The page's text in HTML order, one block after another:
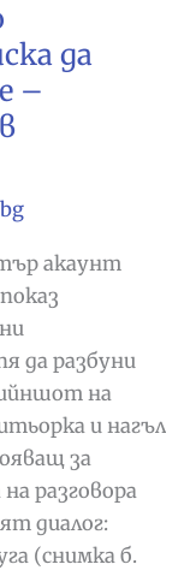
да
–
акаунт
да разбуни
на
и нагъл
за
разговора
диалог:
(снимка б.